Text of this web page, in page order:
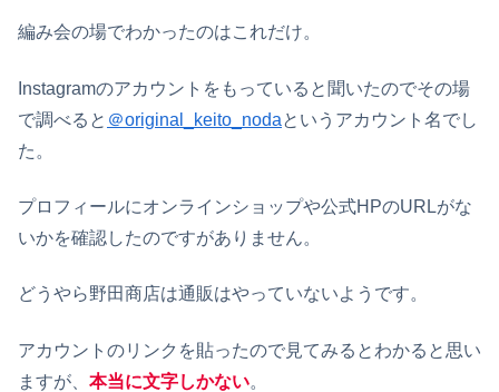
編み会の場でわかったのはこれだけ。
Instagramのアカウントをもっていると聞いたのでその場
で調べると ＠original_keito_nodaというアカウント名でし
た。
プロフィールにオンラインショップや公式HPのURLがな
いかを確認したのですがありません。
どうやら野田商店は通販はやっていないようです。
アカウントのリンクを貼ったので見てみるとわかると思い
ますが、 本当に文字しかない。